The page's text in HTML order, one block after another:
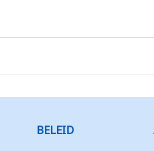
BELEID